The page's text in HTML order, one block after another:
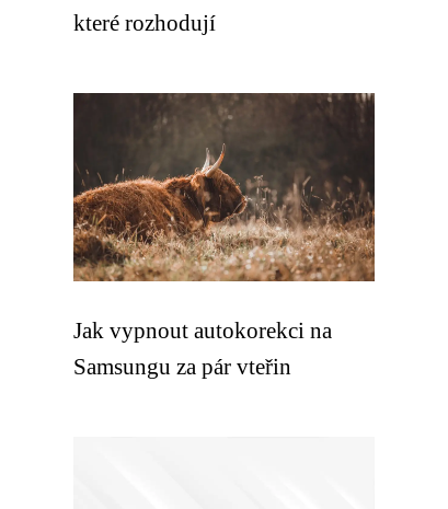
které rozhodují
Jak vypnout autokorekci na
Samsungu za pár vteřin